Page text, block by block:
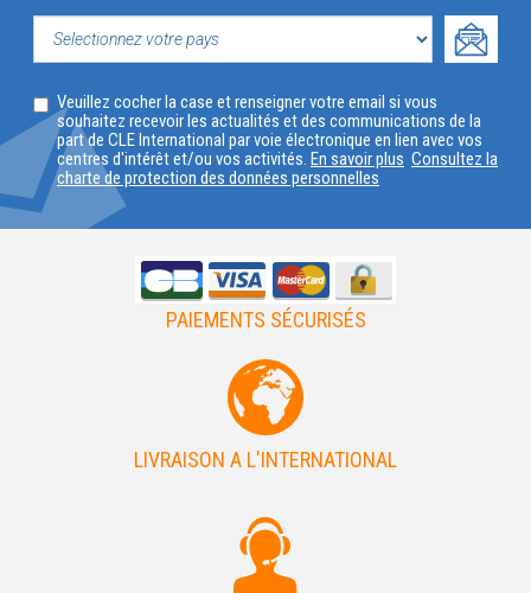
VOTRE
PROFIL
VOTRE
PAYS
Veuillez cocher la case et renseigner votre email si vous
souhaitez recevoir les actualités et des communications de la
part de CLE International par voie électronique en lien avec vos
centres d'intérêt et/ou vos activités. En savoir plus Consultez la
charte de protection des données personnelles
PAIEMENTS SÉCURISÉS
LIVRAISON A L'INTERNATIONAL